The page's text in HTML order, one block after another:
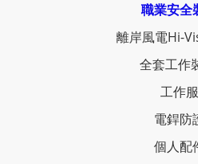
職業安全
離岸風電Hi-
全套工作
工作服
電銲防
個人配